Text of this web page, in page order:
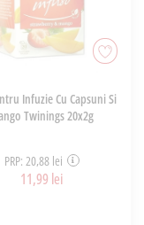
Infuzie Cu Capsuni Si
Twinings 20x2g
PRP: 20,88 lei
11,99 lei